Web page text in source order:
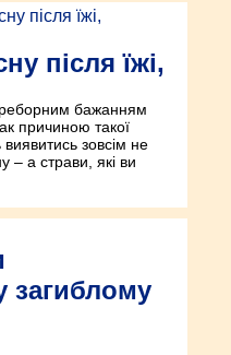
після їжі,
бажанням
причиною такої
зовсім не
– а страви, які ви
загиблому